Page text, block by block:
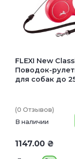
FLEXI New
Поводок-
для собак до
(0 Отзывов)
В наличии
1147.00 ₴